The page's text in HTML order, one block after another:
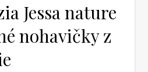
Jessa nature
nohavičky z